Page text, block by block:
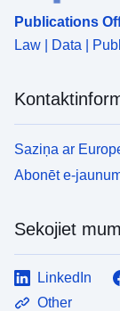
Publications
Law | Data |
Saziņa ar
Abonēt e-
Sekojiet
LinkedIn
Other